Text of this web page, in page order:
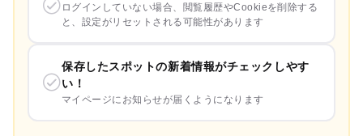
ログインしていない場合、閲覧履歴やCookieを削除する
と、設定がリセットされる可能性があります
保存したスポットの新着情報がチェックしやす
い！
マイページにお知らせが届くようになります